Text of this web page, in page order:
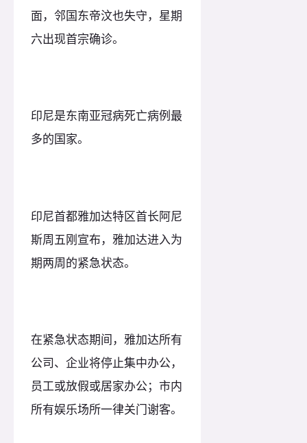
面，邻国东帝汶也失守，星期
六出现首宗确诊。
印尼是东南亚冠病死亡病例最
多的国家。
印尼首都雅加达特区首长阿尼
斯周五刚宣布，雅加达进入为
期两周的紧急状态。
在紧急状态期间，雅加达所有
公司、企业将停止集中办公，
员工或放假或居家办公；市内
所有娱乐场所一律关门谢客。